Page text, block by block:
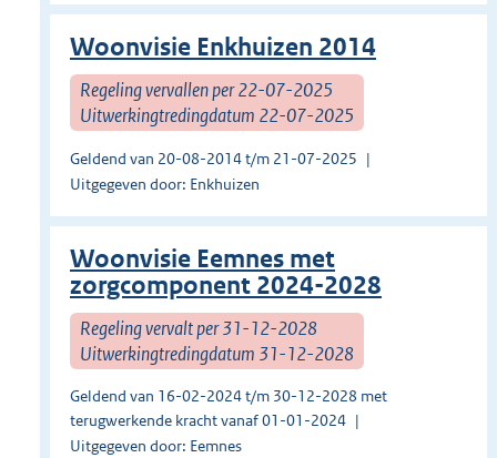
Woonvisie Enkhuizen 2014
Regeling vervallen per 22-07-2025
Uitwerkingtredingdatum 22-07-2025
Geldend van 20-08-2014 t/m 21-07-2025
Uitgegeven door: Enkhuizen
Woonvisie Eemnes met
zorgcomponent 2024-2028
Regeling vervalt per 31-12-2028
Uitwerkingtredingdatum 31-12-2028
Geldend van 16-02-2024 t/m 30-12-2028 met
terugwerkende kracht vanaf 01-01-2024
Uitgegeven door: Eemnes